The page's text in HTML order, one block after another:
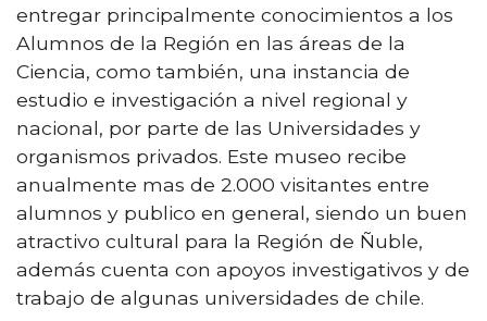
entregar principalmente conocimientos a los
Alumnos de la Región en las áreas de la
Ciencia, como también, una instancia de
estudio e investigación a nivel regional y
nacional, por parte de las Universidades y
organismos privados. Este museo recibe
anualmente mas de 2.000 visitantes entre
alumnos y publico en general, siendo un buen
atractivo cultural para la Región de Ñuble,
además cuenta con apoyos investigativos y de
trabajo de algunas universidades de chile.